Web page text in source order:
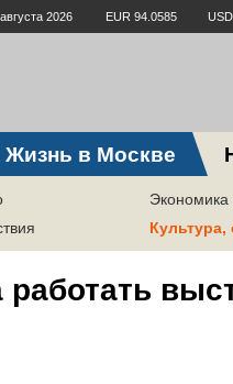
2026 EUR 94.0585
Жизнь в Москве
Культура,